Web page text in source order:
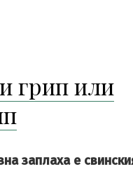
грип или
заплаха е